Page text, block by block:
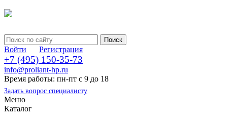
Войти Регистрация
+7 (495) 150-35-73
info@proliant-hp.ru
Время работы: пн-пт с 9 до 18
Задать вопрос специалисту
Меню
Каталог